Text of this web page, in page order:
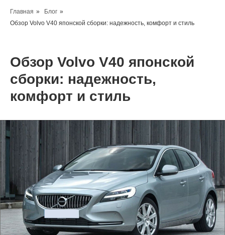
Главная » Блог »
Обзор Volvo V40 японской сборки: надежность, комфорт и стиль
Обзор Volvo V40 японской
сборки: надежность,
комфорт и стиль